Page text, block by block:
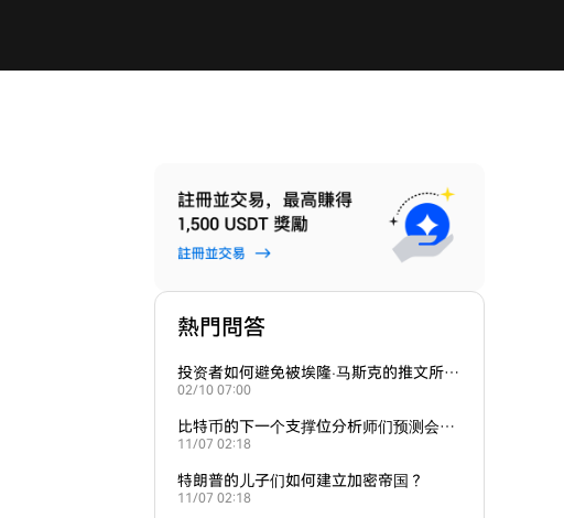
熱門問答
投资者如何避免被埃隆·马斯克的推文所带
动的炒作？
02/10 07:00
比特币的下一个支撑位分析师们预测会在
哪里？
11/07 02:18
特朗普的儿子们如何建立加密帝国？
11/07 02:18